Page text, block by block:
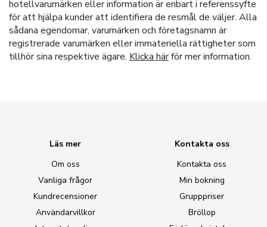
hotellvarumärken eller information är enbart i referenssyfte
för att hjälpa kunder att identifiera de resmål de väljer. Alla
sådana egendomar, varumärken och företagsnamn är
registrerade varumärken eller immateriella rättigheter som
tillhör sina respektive ägare. Klicka härför mer information.
Läs mer
Om oss
Vanliga frågor
Kundrecensioner
Användarvillkor
Kontakta oss
Kontakta oss
Min bokning
Grupppriser
Bröllop